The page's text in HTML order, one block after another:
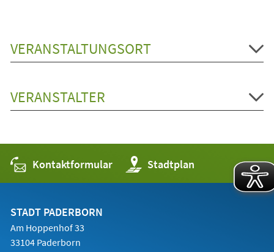
VERANSTALTUNGSORT
VERANSTALTER
Kontaktformular Stadtplan
(Öffnet
in
einem
STADT PADERBORN
Am Hoppenhof 33
33104 Paderborn